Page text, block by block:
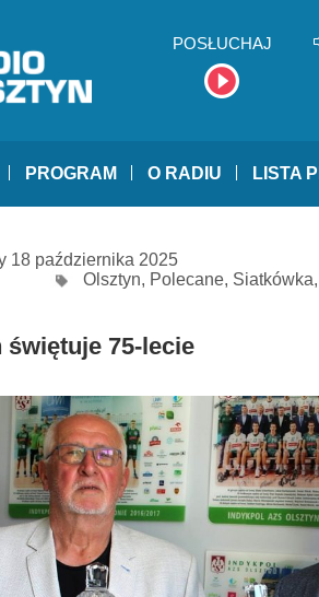
POSŁUCHAJ
PROGRAM O RADIU LISTA
18 października 2025
Olsztyn, Polecane, Siatkówka,
świętuje 75-lecie